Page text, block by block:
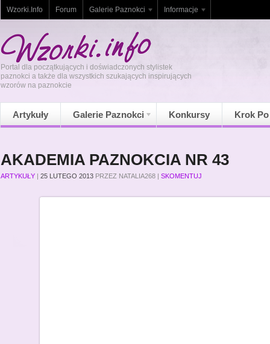
Wzorki.Info Forum Galerie Paznokci Informacje
Portal dla początkujących i doświadczonych stylistek
paznokci a także dla wszystkich szukających inspirujących
wzorów na paznokcie
Artykuły Galerie Paznokci Konkursy Krok
AKADEMIA PAZNOKCIA NR 43
ARTYKUŁY | 25 LUTEGO 2013 PRZEZ NATALIA268 | SKOMENTUJ